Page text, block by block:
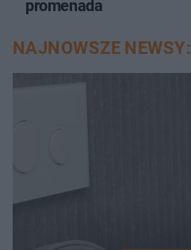
promenada
NAJNOWSZE NEWSY: